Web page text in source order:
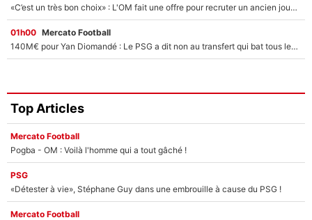
«C’est un très bon choix» : L'OM fait une offre pour recruter un ancien joueur du PSG... et c'est validé dans l'After Foot !
01h00 Mercato Football
140M€ pour Yan Diomandé : Le PSG a dit non au transfert qui bat tous les records sur le mercato
Top Articles
Mercato Football
Pogba - OM : Voilà l'homme qui a tout gâché !
PSG
«Détester à vie», Stéphane Guy dans une embrouille à cause du PSG !
Mercato Football